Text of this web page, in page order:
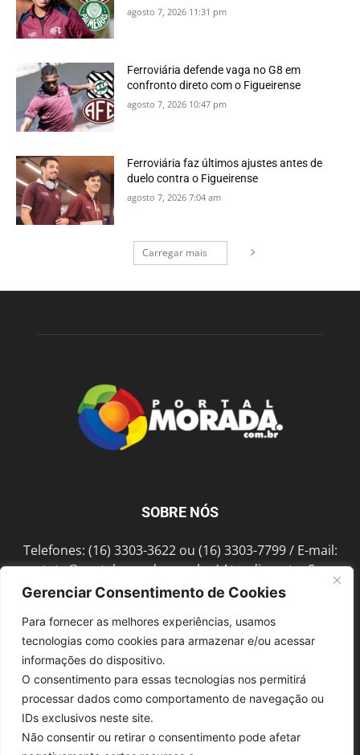
Gerenciar Consentimento de Cookies
Para fornecer as melhores experiências, usamos
tecnologias como cookies para armazenar e/ou acessar
informações do dispositivo.
O consentimento para essas tecnologias nos permitirá
processar dados como comportamento de navegação ou
IDs exclusivos neste site.
Não consentir ou retirar o consentimento pode afetar
agosto 7, 2026 11:31 pm
Ferroviária defende vaga no G8 em
confronto direto com o Figueirense
agosto 7, 2026 10:47 pm
Ferroviária faz últimos ajustes antes de
duelo contra o Figueirense
agosto 7, 2026 7:04 am
Carregar mais
SOBRE NÓS
Telefones: (16) 3303-3622 ou (16) 3303-7799 / E-mail:
contato@portalmorada.com.br/ Atendimento: Seg a
Sex das 8h às 18h / Endereço: Av. Bento de Abreu, 889
SIGA-NOS